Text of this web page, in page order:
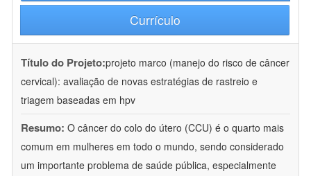
Currículo
Título do Projeto:projeto marco (manejo do risco de câncer
cervical): avaliação de novas estratégias de rastreio e
triagem baseadas em hpv
Resumo: O câncer do colo do útero (CCU) é o quarto mais
comum em mulheres em todo o mundo, sendo considerado
um importante problema de saúde pública, especialmente